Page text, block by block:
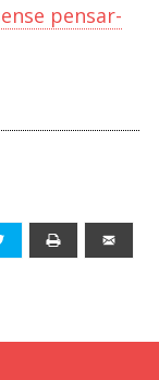
pensar-
Twitter